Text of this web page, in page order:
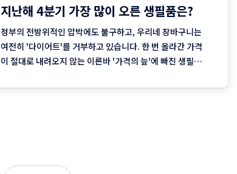
지난해 4분기 가장 많이 오른 생필품은?
정부의 전방위적인 압박에도 불구하고, 우리네 장바구니는
여전히 '다이어트'를 거부하고 있습니다. 한 번 올라간 가격
이 절대로 내려오지 않는 이른바 '가격의 늪'에 빠진 생필품
담, 이제는 '팩트'가 된 장바구니의 비명 퇴근길 마트에 들러